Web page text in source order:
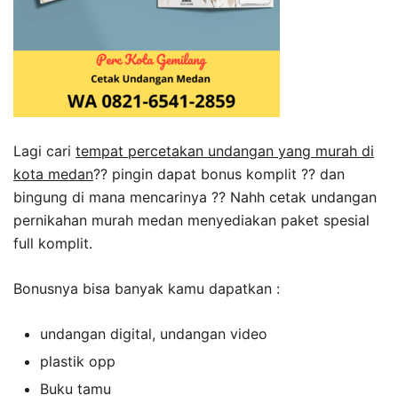
Lagi cari tempat percetakan undangan yang murah di
kota medan?? pingin dapat bonus komplit ?? dan
bingung di mana mencarinya ?? Nahh cetak undangan
pernikahan murah medan menyediakan paket spesial
full komplit.
Bonusnya bisa banyak kamu dapatkan :
undangan digital, undangan video
plastik opp
Buku tamu